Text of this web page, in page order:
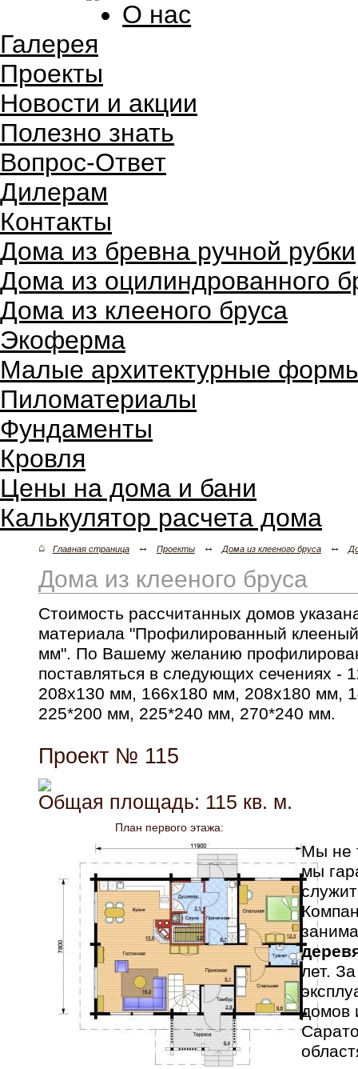
О нас
Галерея
Проекты
Новости и акции
Полезно знать
Вопрос-Ответ
Дилерам
Контакты
Дома из бревна ручной рубки
Дома из оцилиндрованного
Дома из клееного бруса
Экоферма
Малые архитектурные
Пиломатериалы
Фундаменты
Кровля
Цены на дома и бани
Калькулятор расчета дома
⌂ Главная страница ↔ Проекты ↔ Дома из клееного бруса ↔
Дома из клееного бруса
Стоимость рассчитанных домов
материала "Профилированный
мм". По Вашему желанию
поставляться в следующих сечениях -
208х130 мм, 166x180 мм, 208x180 мм,
225*200 мм, 225*240 мм, 270*240 мм.
Проект № 115
Общая площадь: 115 кв. м.
План первого этажа:
Мы не
мы
лет.
домов